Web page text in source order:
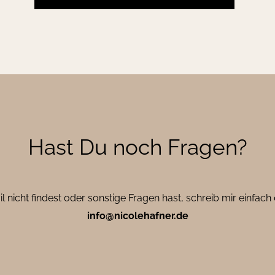
Hast Du noch Fragen?
nicht findest oder sonstige Fragen hast, schreib mir einfach
info@nicolehafner.de